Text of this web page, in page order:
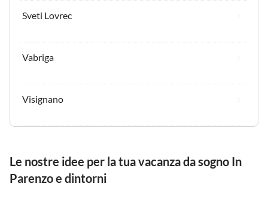
Sveti Lovrec
Vabriga
Visignano
Le nostre idee per la tua vacanza da sogno In
Parenzo e dintorni